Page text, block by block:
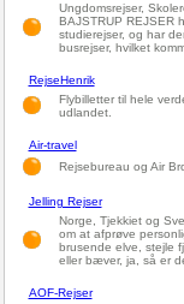
Ungdomsrejser,
BAJSTRUP REJSER
studierejser, og har
busrejser, hvilket
RejseHenrik
Flybilletter til hele
udlandet.
Air-travel
Rejsebureau og Air
Jelling Rejser
Norge, Tjekkiet og
om at afprøve
brusende elve, stejle
eller bæver, ja, så er
AOF-Rejser